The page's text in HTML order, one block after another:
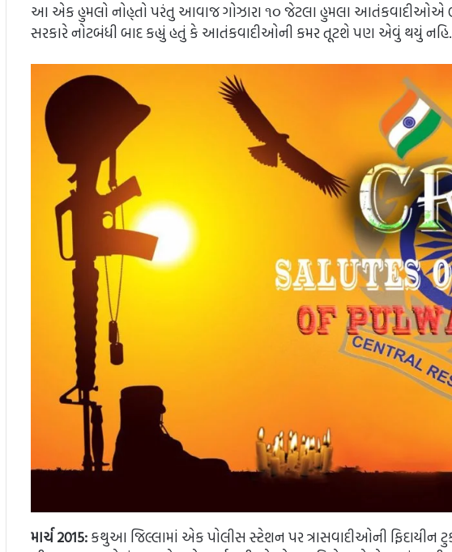
આ એક હુમલો નોહ્તો પરંતુ આવાજ ગોઝારા ૧૦ જેટલા હુમલા આતંકવાદીઓએ
સરકારે નોટબંધી બાદ કહ્યું હતું કે આતંકવાદીઓની કમર તૂટશે પણ એવું થયું નહિ.
માર્ચ 2015:કથુઆ જિલ્લામાં એક પોલીસ સ્ટેશન પર ત્રાસવાદીઓની ફિદાયીન